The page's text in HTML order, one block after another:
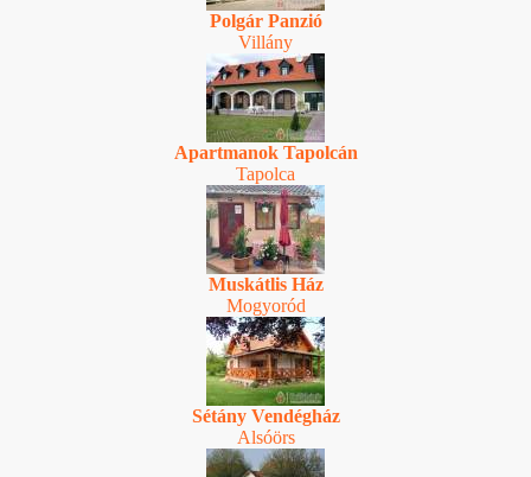
Polgár Panzió
Villány
Apartmanok Tapolcán
Tapolca
Muskátlis Ház
Mogyoród
Sétány Vendégház
Alsóörs